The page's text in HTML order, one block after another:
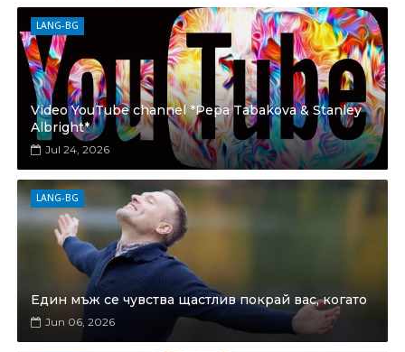
LANG-BG
Video YouTube channel *Pepa Tabakova & Stanley
Albright*
Jul 24, 2026
LANG-BG
Един мъж се чувства щастлив покрай вас, когато
Jun 06, 2026